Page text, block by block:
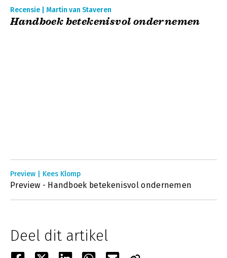
Recensie | Martin van Staveren
Handboek betekenisvol ondernemen
Preview | Kees Klomp
Preview - Handboek betekenisvol ondernemen
Deel dit artikel